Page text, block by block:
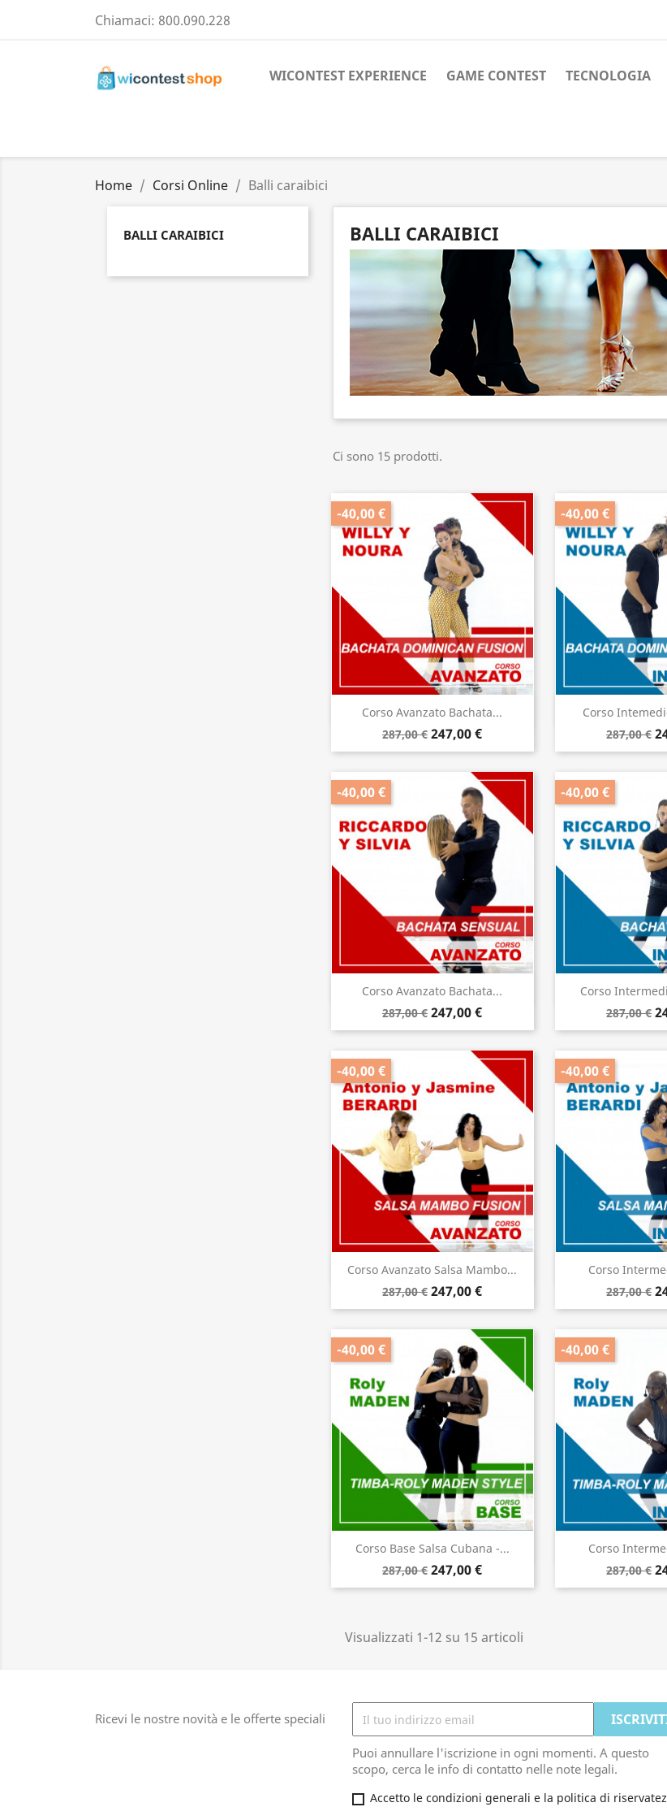
Chiamaci: 800.090.228
WICONTEST EXPERIENCE GAME CONTEST TECNOLOGIA
Home Corsi Online Balli caraibici
BALLI CARAIBICI BALLI CARAIBICI
Ci sono 15 prodotti.
Corso Avanzato Bachata...
287,00 € 247,00 €
-40,00 €
Anteprima
Corso
287,00 €
-40,00 €

Corso Avanzato Bachata...
287,00 € 247,00 €
-40,00 €
Anteprima
Corso
287,00 €
-40,00 €

Corso Avanzato Salsa Mambo...
287,00 € 247,00 €
-40,00 €
Anteprima
Corso
287,00 €
-40,00 €

Corso Base Salsa Cubana -...
287,00 € 247,00 €
-40,00 €
Anteprima
Corso
287,00 €
-40,00 €

Visualizzati 1-12 su 15 articoli
Ricevi le nostre novità e le offerte speciali
Puoi annullare l'iscrizione in ogni momenti. A questo
scopo, cerca le info di contatto nelle note legali.
Accetto le condizioni generali e la politica di